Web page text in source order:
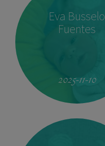
Eva Busselo
Fuentes
2025-11-10